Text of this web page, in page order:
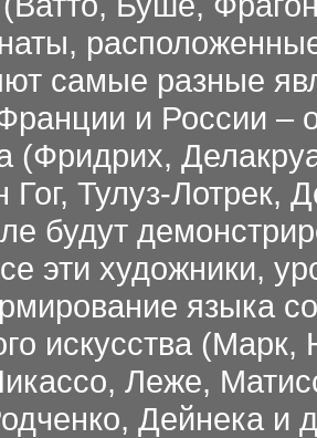
самые разные
и России –
(Фридрих,
Гог, Тулуз-
будут
эти художники,
языка
искусства
Леже,
Дейнека и